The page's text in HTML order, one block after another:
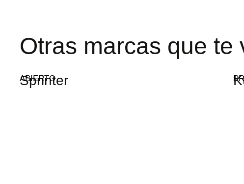
Otras marcas que te
Sprinter
ABIERTO